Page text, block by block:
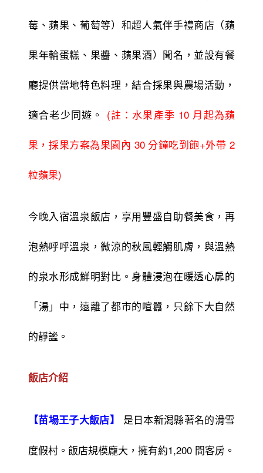
莓、蘋果、葡萄等）和超人氣伴手禮商店（蘋
果年輪蛋糕、果醬、蘋果酒）聞名，並設有餐
廳提供當地特色料理，結合採果與農場活動，
適合老少同遊。 (註：水果產季 10 月起為蘋
果，採果方案為果園內 30 分鐘吃到飽+外帶 2
粒蘋果)
今晚入宿溫泉飯店，享用豐盛自助餐美食，再
泡熱呼呼溫泉，微涼的秋風輕觸肌膚，與溫熱
的泉水形成鮮明對比。身體浸泡在暖透心扉的
「湯」中，遠離了都市的喧囂，只餘下大自然
的靜謐。
飯店介紹
【苗場王子大飯店】 是日本新潟縣著名的滑雪
度假村。飯店規模龐大，擁有約1,200 間客房。